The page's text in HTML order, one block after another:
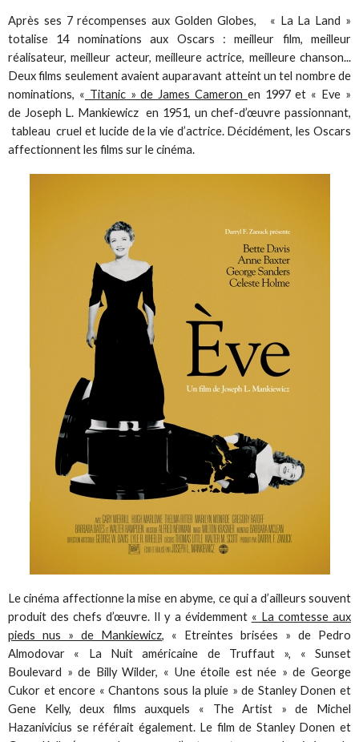
Après ses 7 récompenses aux Golden Globes, « La La Land »
totalise 14 nominations aux Oscars : meilleur film, meilleur
réalisateur, meilleur acteur, meilleure actrice, meilleure chanson...
Deux films seulement avaient auparavant atteint un tel nombre de
nominations, « Titanic » de James Cameron en 1997 et « Eve »
de Joseph L. Mankiewicz en 1951, un chef-d’œuvre passionnant,
tableau cruel et lucide de la vie d’actrice. Décidément, les Oscars
affectionnent les films sur le cinéma.
Le cinéma affectionne la mise en abyme, ce qui a d’ailleurs souvent
produit des chefs d’œuvre. Il y a évidemment « La comtesse aux
pieds nus » de Mankiewicz, « Etreintes brisées » de Pedro
Almodovar « La Nuit américaine de Truffaut », « Sunset
Boulevard » de Billy Wilder, « Une étoile est née » de George
Cukor et encore « Chantons sous la pluie » de Stanley Donen et
Gene Kelly, deux films auxquels « The Artist » de Michel
Hazanivicius se référait également. Le film de Stanley Donen et